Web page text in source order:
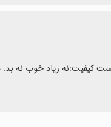
کیفیت:نه زیاد خوب نه